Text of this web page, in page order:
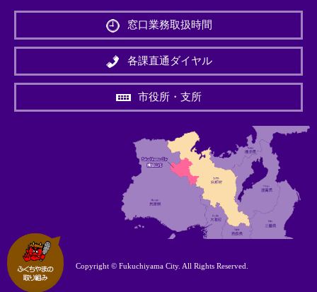
外
リ
ン
＞
窓口業務取扱時間
各課直通ダイヤル
市役所・支所
Copyright © Fukuchiyama City. All Rights Reserved.